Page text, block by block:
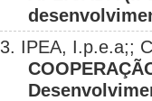
3. IPEA, I.p.e.a;;